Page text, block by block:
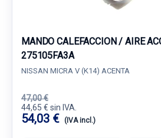
MANDO CALEFACCION / AIRE
275105FA3A
NISSAN MICRA V (K14) ACENTA
47,00 €
44,65 € sin IVA.
54,03 € (IVA incl.)